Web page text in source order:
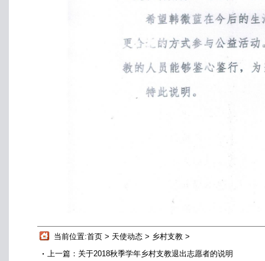
当前位置:首页 > 天使动态 > 乡村支教 >
上一篇： 关于2018秋季学年乡村支教退出志愿者的说明